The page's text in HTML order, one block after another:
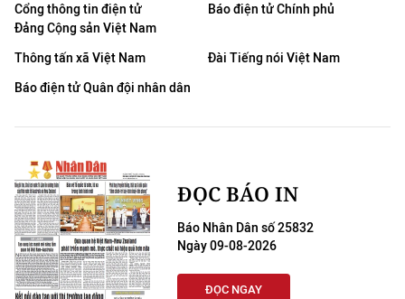
Cổng thông tin điện tử
Đảng Cộng sản Việt Nam
Báo điện tử Chính phủ
Thông tấn xã Việt Nam
Đài Tiếng nói Việt Nam
Báo điện tử Quân đội nhân dân
ĐỌC BÁO IN
Báo Nhân Dân số 25832
Ngày 09-08-2026
ĐỌC NGAY